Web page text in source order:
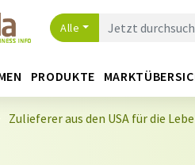
Alle
PRODUKTE
Zulieferer aus den USA für die